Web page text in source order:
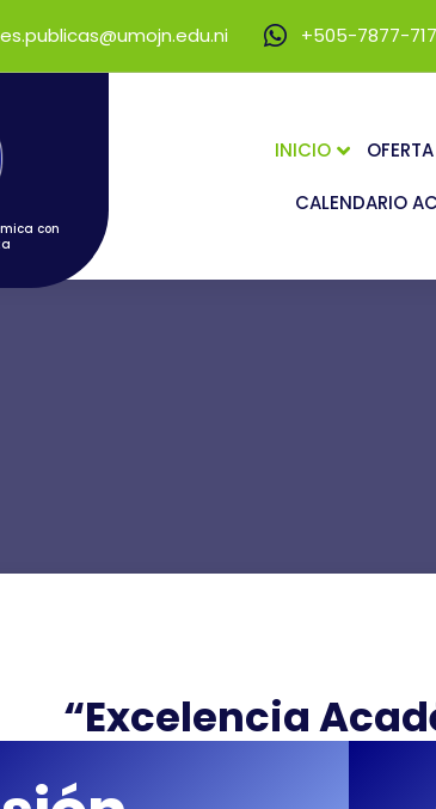
+505-7877-
con
INICIO
CALENDARIO
“Excelencia